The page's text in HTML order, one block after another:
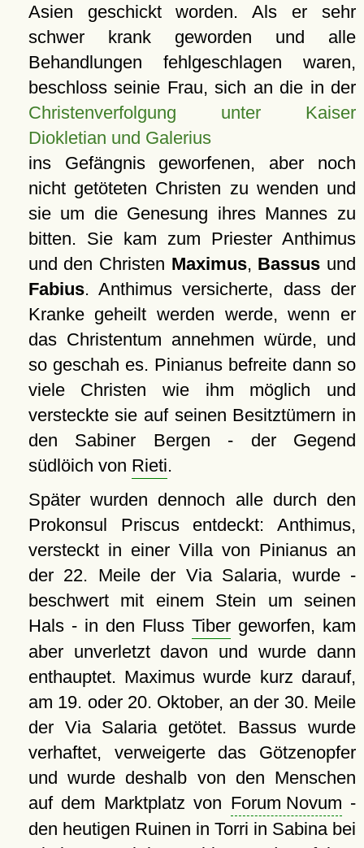
Asien geschickt worden. Als er sehr
schwer krank geworden und alle
Behandlungen fehlgeschlagen waren,
beschloss seinie Frau, sich an die in der
Christenverfolgung unter Kaiser
Diokletian und Galerius
ins Gefängnis geworfenen, aber noch
nicht getöteten Christen zu wenden und
sie um die Genesung ihres Mannes zu
bitten. Sie kam zum Priester Anthimus
und den Christen Maximus, Bassus und
Fabius. Anthimus versicherte, dass der
Kranke geheilt werden werde, wenn er
das Christentum annehmen würde, und
so geschah es. Pinianus befreite dann so
viele Christen wie ihm möglich und
versteckte sie auf seinen Besitztümern in
den Sabiner Bergen - der Gegend
südlöich von Rieti.
Später wurden dennoch alle durch den
Prokonsul Priscus entdeckt: Anthimus,
versteckt in einer Villa von Pinianus an
der 22. Meile der Via Salaria, wurde -
beschwert mit einem Stein um seinen
Hals - in den Fluss Tibergeworfen, kam
aber unverletzt davon und wurde dann
enthauptet. Maximus wurde kurz darauf,
am 19. oder 20. Oktober, an der 30. Meile
der Via Salaria getötet. Bassus wurde
verhaftet, verweigerte das Götzenopfer
und wurde deshalb von den Menschen
auf dem Marktplatz von Forum Novum -
den heutigen Ruinen in Torri in Sabina bei